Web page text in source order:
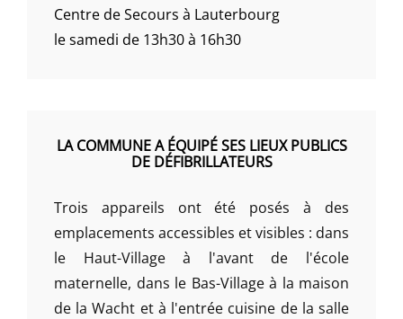
Centre de Secours à Lauterbourg
le samedi de 13h30 à 16h30
LA COMMUNE A ÉQUIPÉ SES LIEUX PUBLICS
DE DÉFIBRILLATEURS
Trois appareils ont été posés à des
emplacements accessibles et visibles : dans
le Haut-Village à l'avant de l'école
maternelle, dans le Bas-Village à la maison
de la Wacht et à l'entrée cuisine de la salle